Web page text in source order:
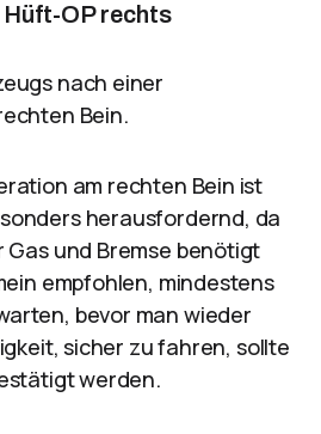
OP rechts
nach einer
Bein.
am rechten Bein ist
herausfordernd, da
und Bremse benötigt
empfohlen, mindestens
bevor man wieder
sicher zu fahren, sollte
werden.